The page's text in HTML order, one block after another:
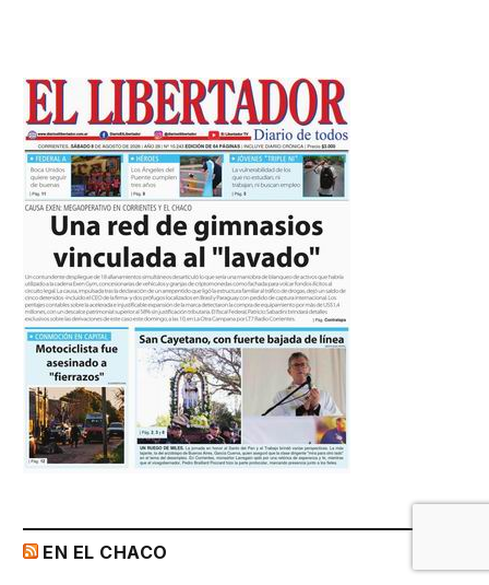
EN EL CHACO